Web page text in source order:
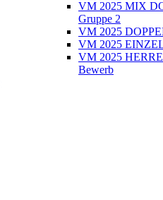
VM 2025 MIX
Gruppe 2
VM 2025
VM 2025
VM 2025
Bewerb